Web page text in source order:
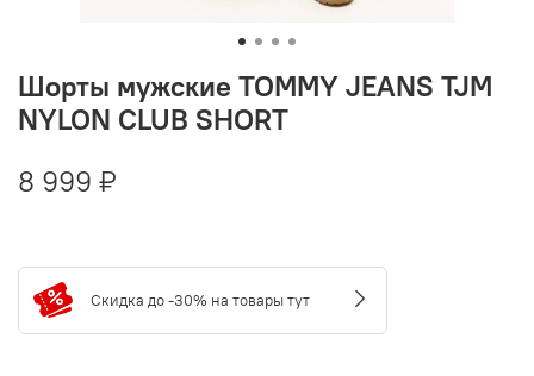
Шорты мужские TOMMY JEANS TJM
NYLON CLUB SHORT
8 999 ₽
Скидка до -30% на товары тут